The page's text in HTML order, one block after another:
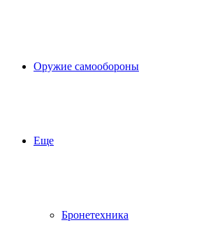
Оружие самообороны
Еще
Бронетехника